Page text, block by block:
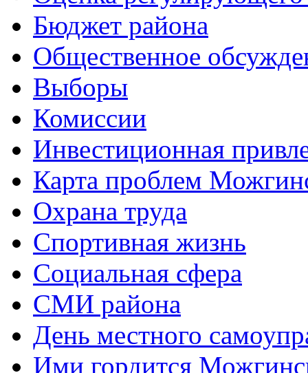
Бюджет района
Общественное
Выборы
Комиссии
Инвестиционная
Карта проблем
Охрана труда
Спортивная жизнь
Социальная сфера
СМИ района
День местного
Ими гордится